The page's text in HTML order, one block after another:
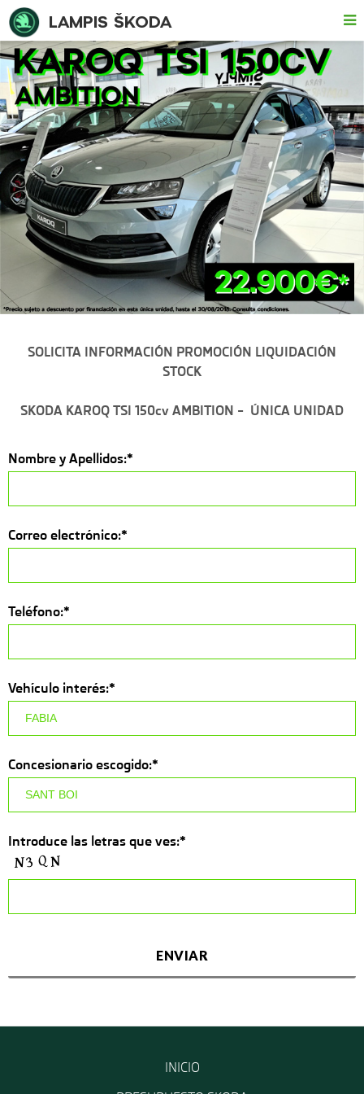
SOLICITA INFORMACIÓN PROMOCIÓN LIQUIDACIÓN
STOCK
SKODA KAROQ TSI 150cv AMBITION – ÚNICA UNIDAD
Nombre y Apellidos:*
Correo electrónico:*
Teléfono:*
Vehículo interés:*
Concesionario escogido:*
Introduce las letras que ves:*
INICIO
LAMPIS ŠKODA